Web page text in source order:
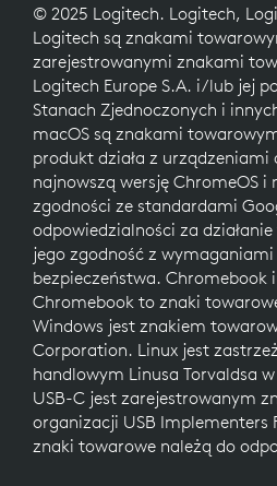
© 2025 Logitech. Logitech,
Logitech są znakami
zarejestrowanymi znakami
Logitech Europe S.A. i/lub jej
Stanach Zjednoczonych i
macOS są znakami
produkt działa z urządzeniami
najnowszą wersję ChromeOS
zgodności ze standardami
odpowiedzialności za
jego zgodność z wymaganiami
bezpieczeństwa. Chromebook
Chromebook to znaki
Windows jest znakiem
Corporation. Linux jest
handlowym Linusa Torvaldsa
USB-C jest zarejestrowanym
organizacji USB Implementers
znaki towarowe należą do